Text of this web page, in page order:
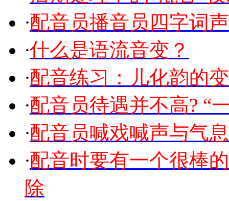
·配音员播音员四字词
·什么是语流音变？
·配音练习：儿化韵的
·配音员待遇并不高? “
·配音员喊戏喊声与气
·配音时要有一个很棒
除